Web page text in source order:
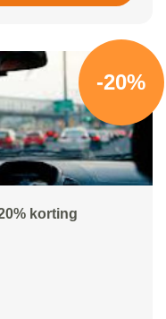
-20%
korting